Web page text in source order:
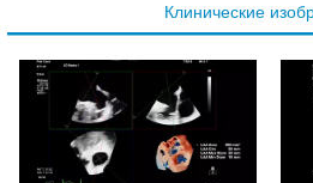
Клинические